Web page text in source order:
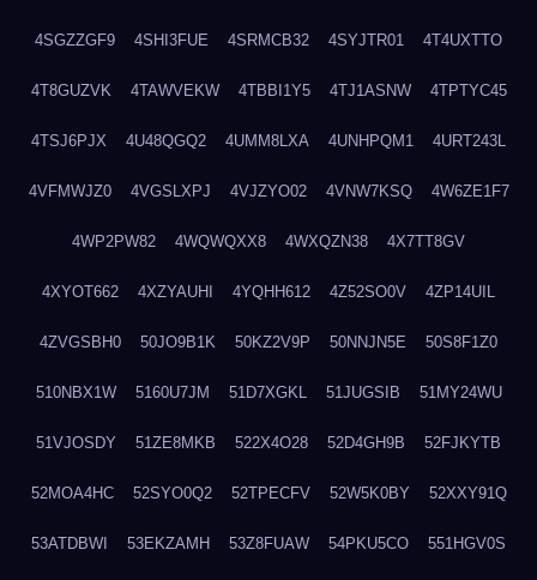
4SGZZGF9 4SHI3FUE 4SRMCB32 4SYJTR01 4T4UXTTO
4T8GUZVK 4TAWVEKW 4TBBI1Y5 4TJ1ASNW 4TPTYC45
4TSJ6PJX 4U48QGQ2 4UMM8LXA 4UNHPQM1 4URT243L
4VFMWJZ0 4VGSLXPJ 4VJZYO02 4VNW7KSQ 4W6ZE1F7
4WP2PW82 4WQWQXX8 4WXQZN38 4X7TT8GV
4XYOT662 4XZYAUHI 4YQHH612 4Z52SO0V 4ZP14UIL
4ZVGSBH0 50JO9B1K 50KZ2V9P 50NNJN5E 50S8F1Z0
510NBX1W 5160U7JM 51D7XGKL 51JUGSIB 51MY24WU
51VJOSDY 51ZE8MKB 522X4O28 52D4GH9B 52FJKYTB
52MOA4HC 52SYO0Q2 52TPECFV 52W5K0BY 52XXY91Q
53ATDBWI 53EKZAMH 53Z8FUAW 54PKU5CO 551HGV0S